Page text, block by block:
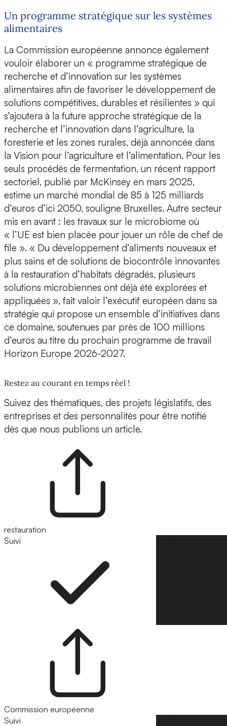
Un programme stratégique sur les systèmes
alimentaires
La Commission européenne annonce également
vouloir élaborer un « programme stratégique de
recherche et d’innovation sur les systèmes
alimentaires afin de favoriser le développement de
solutions compétitives, durables et résilientes » qui
s’ajoutera à la future approche stratégique de la
recherche et l’innovation dans l’agriculture, la
foresterie et les zones rurales, déjà annoncée dans
la Vision pour l’agriculture et l’alimentation. Pour les
seuls procédés de fermentation, un récent rapport
sectoriel, publié par McKinsey en mars 2025,
estime un marché mondial de 85 à 125 milliards
d’euros d’ici 2050, souligne Bruxelles. Autre secteur
mis en avant : les travaux sur le microbiome où
« l’UE est bien placée pour jouer un rôle de chef de
file ». « Du développement d’aliments nouveaux et
plus sains et de solutions de biocontrôle innovantes
à la restauration d’habitats dégradés, plusieurs
solutions microbiennes ont déjà été explorées et
appliquées », fait valoir l’exécutif européen dans sa
stratégie qui propose un ensemble d’initiatives dans
ce domaine, soutenues par près de 100 millions
d’euros au titre du prochain programme de travail
Horizon Europe 2026-2027.
Restez au courant en temps réel !
Suivez des thématiques, des projets législatifs, des
entreprises et des personnalités pour être notifié
dès que nous publions un article.
restauration
Suivi
Commission européenne
Suivi